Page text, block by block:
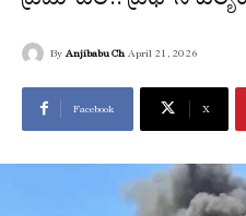
By Anjibabu Ch April 21, 2026
Facebook X